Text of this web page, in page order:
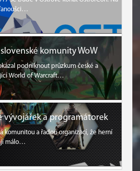
komunity WoW
podniknout průzkum české a
World of Warcraft…
vývojářek a programátorek
komunitou a řadou organizací, že herní
málo…